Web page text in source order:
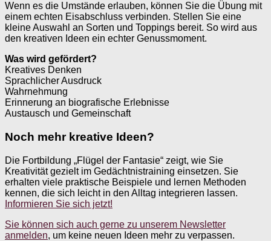
Wenn es die Umstände erlauben, können Sie die Übung mit
einem echten Eisabschluss verbinden. Stellen Sie eine
kleine Auswahl an Sorten und Toppings bereit. So wird aus
den kreativen Ideen ein echter Genussmoment.
Was wird gefördert?
Kreatives Denken
Sprachlicher Ausdruck
Wahrnehmung
Erinnerung an biografische Erlebnisse
Austausch und Gemeinschaft
Noch mehr kreative Ideen?
Die Fortbildung „Flügel der Fantasie“ zeigt, wie Sie
Kreativität gezielt im Gedächtnistraining einsetzen. Sie
erhalten viele praktische Beispiele und lernen Methoden
kennen, die sich leicht in den Alltag integrieren lassen.
Informieren Sie sich jetzt!
Sie können sich auch gerne zu unserem Newsletter
anmelden, um keine neuen Ideen mehr zu verpassen.